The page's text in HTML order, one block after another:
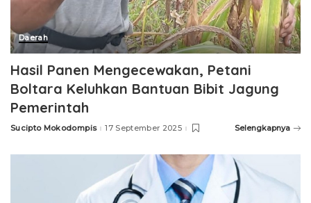
Daerah
Hasil Panen Mengecewakan, Petani
Boltara Keluhkan Bantuan Bibit Jagung
Pemerintah
Posted
Sucipto Mokodompis 17 September 2025 Selengkapnya